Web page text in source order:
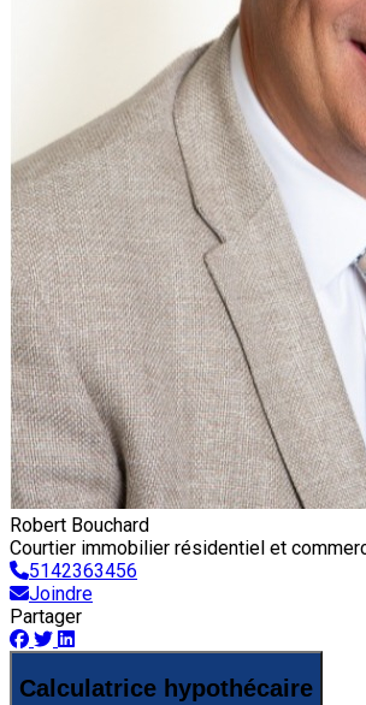
Robert Bouchard
Courtier immobilier résidentiel et
5142363456
Joindre
Partager
Calculatrice hypothécaire